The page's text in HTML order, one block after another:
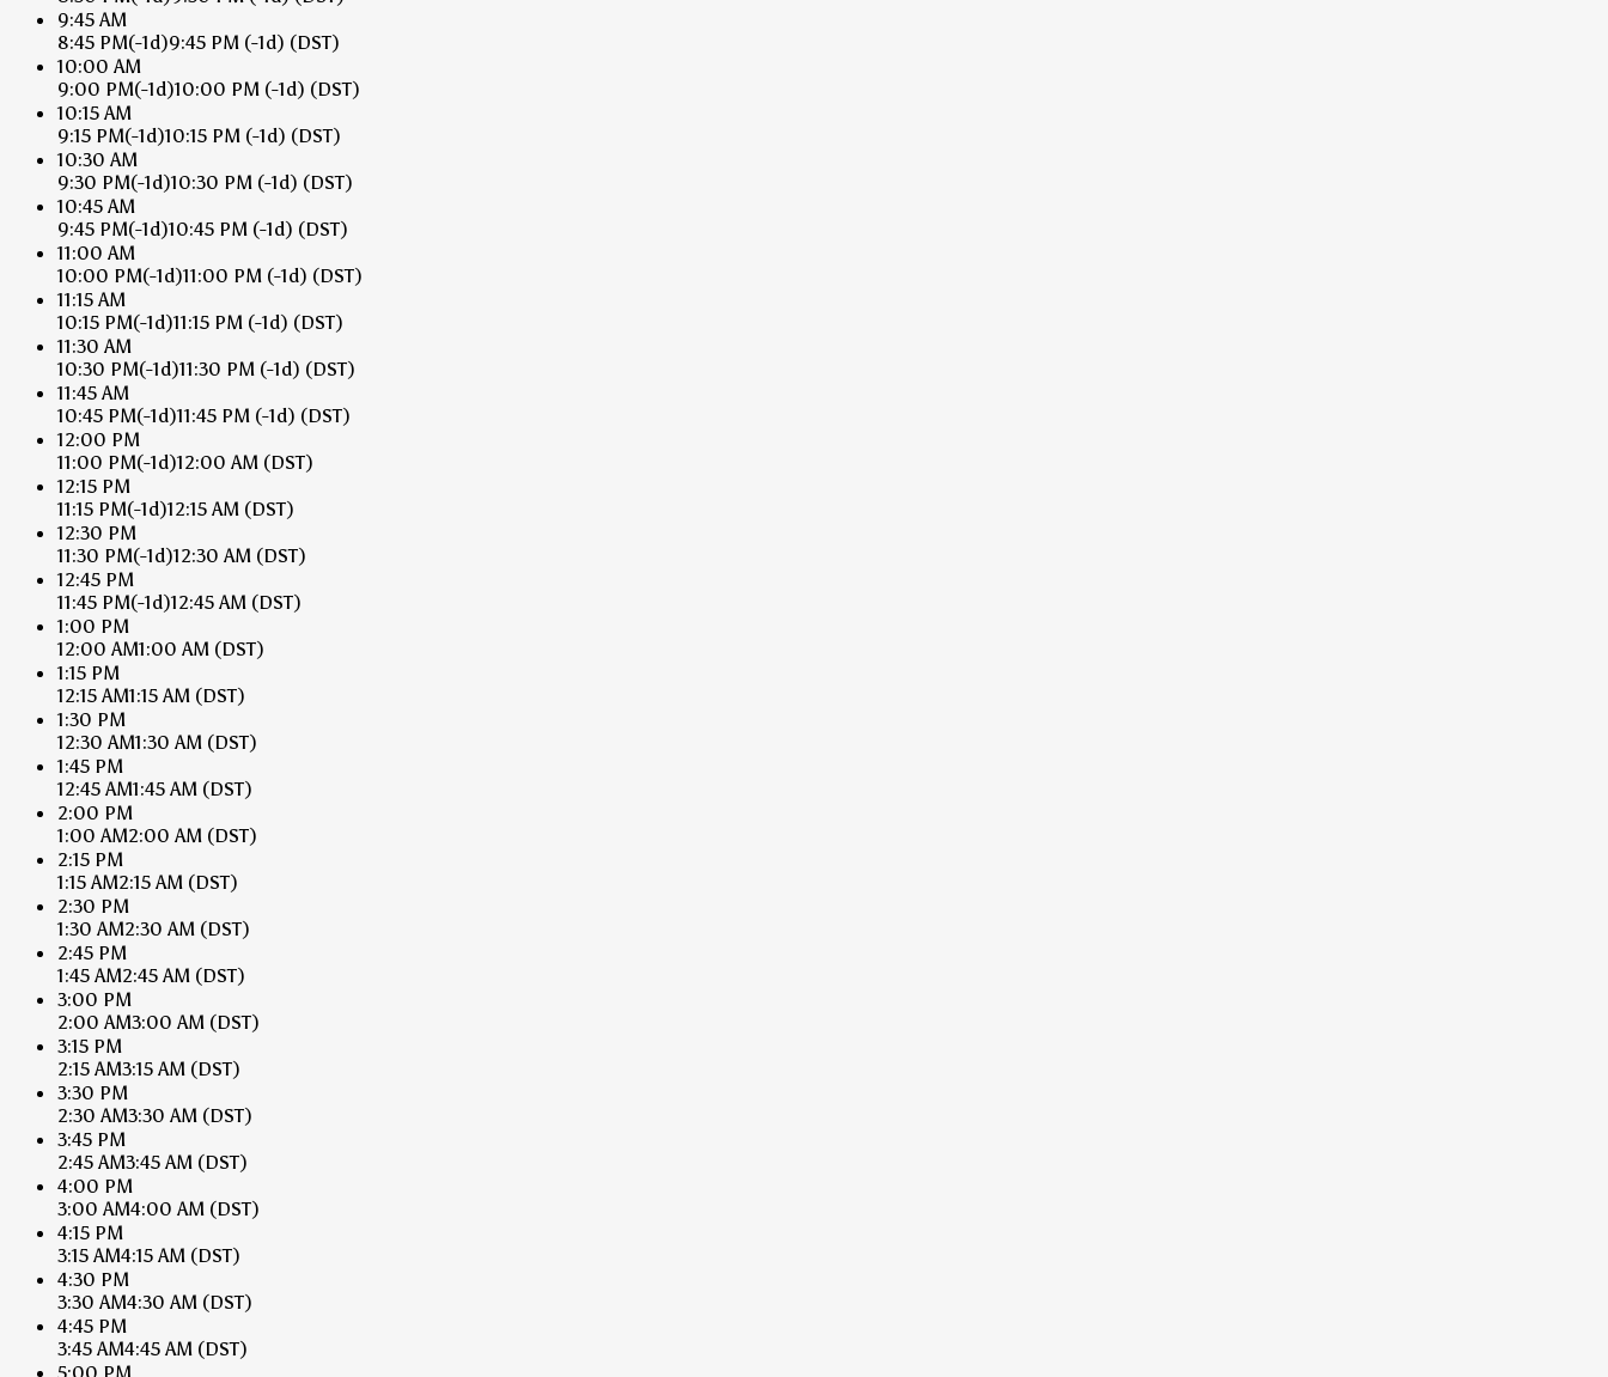
9:45 AM
8:45 PM(-1d)9:45 PM (-1d) (DST)
10:00 AM
9:00 PM(-1d)10:00 PM (-1d) (DST)
10:15 AM
9:15 PM(-1d)10:15 PM (-1d) (DST)
10:30 AM
9:30 PM(-1d)10:30 PM (-1d) (DST)
10:45 AM
9:45 PM(-1d)10:45 PM (-1d) (DST)
11:00 AM
10:00 PM(-1d)11:00 PM (-1d) (DST)
11:15 AM
10:15 PM(-1d)11:15 PM (-1d) (DST)
11:30 AM
10:30 PM(-1d)11:30 PM (-1d) (DST)
11:45 AM
10:45 PM(-1d)11:45 PM (-1d) (DST)
12:00 PM
11:00 PM(-1d)12:00 AM (DST)
12:15 PM
11:15 PM(-1d)12:15 AM (DST)
12:30 PM
11:30 PM(-1d)12:30 AM (DST)
12:45 PM
11:45 PM(-1d)12:45 AM (DST)
1:00 PM
12:00 AM1:00 AM (DST)
1:15 PM
12:15 AM1:15 AM (DST)
1:30 PM
12:30 AM1:30 AM (DST)
1:45 PM
12:45 AM1:45 AM (DST)
2:00 PM
1:00 AM2:00 AM (DST)
2:15 PM
1:15 AM2:15 AM (DST)
2:30 PM
1:30 AM2:30 AM (DST)
2:45 PM
1:45 AM2:45 AM (DST)
3:00 PM
2:00 AM3:00 AM (DST)
3:15 PM
2:15 AM3:15 AM (DST)
3:30 PM
2:30 AM3:30 AM (DST)
3:45 PM
2:45 AM3:45 AM (DST)
4:00 PM
3:00 AM4:00 AM (DST)
4:15 PM
3:15 AM4:15 AM (DST)
4:30 PM
3:30 AM4:30 AM (DST)
4:45 PM
3:45 AM4:45 AM (DST)
5:00 PM